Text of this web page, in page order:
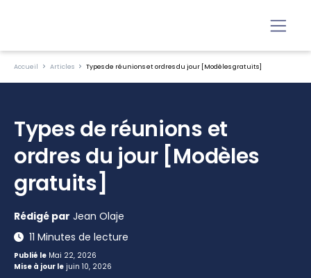
Accueil Articles Types de réunions et ordres du jour [Modèles gratuits]
Types de réunions et
ordres du jour [Modèles
gratuits]
Rédigé par Jean Olaje
11 Minutes de lecture
Publié le Mai 22, 2026
Mise à jour le juin 10, 2026